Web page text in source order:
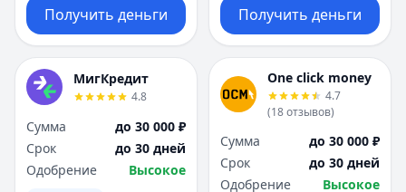
Получить деньги Получить деньги
МигКредит
4.8
Сумма
до 30 000 ₽
Срок
до 30 дней
Одобрение
Высокое
One click money
4.7
(18отзывов)
Сумма
до 30 000 ₽
Срок
до 30 дней
Одобрение
Высокое